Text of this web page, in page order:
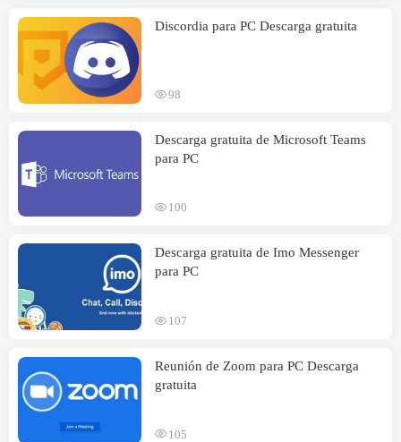
Discordia para PC Descarga gratuita
98
Descarga gratuita de Microsoft Teams
para PC
100
Descarga gratuita de Imo Messenger
para PC
107
Reunión de Zoom para PC Descarga
gratuita
105